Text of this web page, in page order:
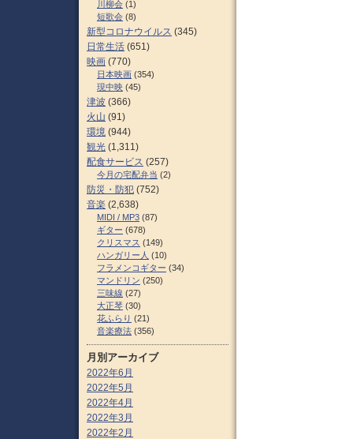
川柳会 (1)
短歌会 (8)
新型コロナウイルス (345)
日常生活 (651)
映画 (770)
日本映画 (354)
現中映 (45)
津波 (366)
火山 (91)
環境 (944)
観光 (1,311)
配食サービス (257)
今月の宅配弁当 (2)
防災・防犯 (752)
音楽 (2,638)
MIDI / MP3 (87)
ギター (678)
クリスマス (149)
ハンガリー人 (10)
フラメンコギター (34)
マンドリン (250)
三味線 (27)
大正琴 (30)
花ふらり (21)
音楽療法 (356)
月別アーカイブ
2022年6月
2022年5月
2022年4月
2022年3月
2022年2月